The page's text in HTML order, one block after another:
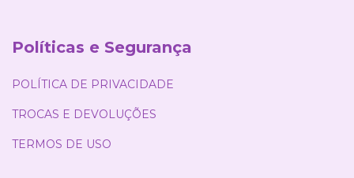
Políticas e Segurança
POLÍTICA DE PRIVACIDADE
TROCAS E DEVOLUÇÕES
TERMOS DE USO